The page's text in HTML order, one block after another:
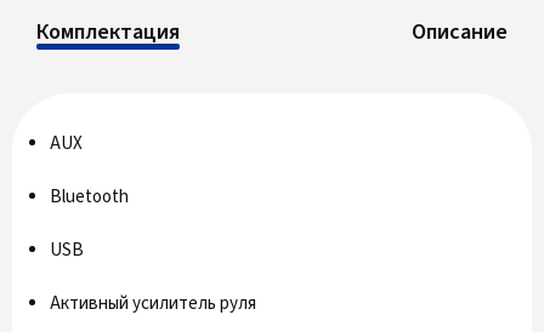
Комплектация Описание
AUX
Bluetooth
USB
Активный усилитель руля